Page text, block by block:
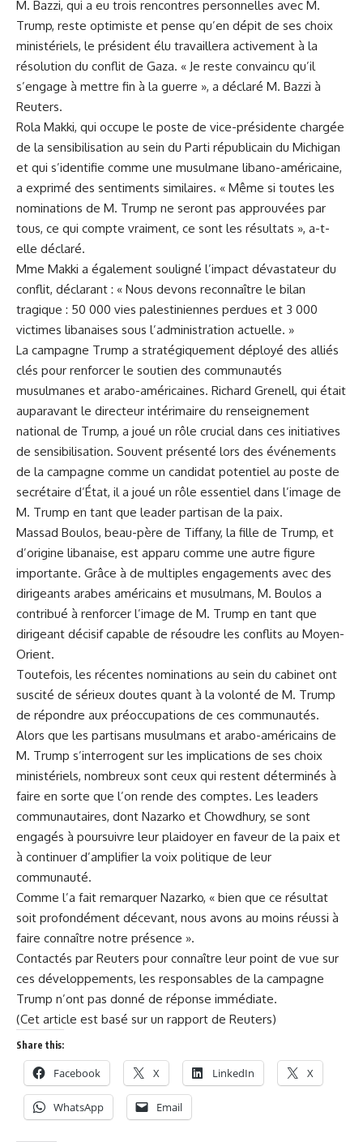
M. Bazzi, qui a eu trois rencontres personnelles avec M.
Trump, reste optimiste et pense qu’en dépit de ses choix
ministériels, le président élu travaillera activement à la
résolution du conflit de Gaza. « Je reste convaincu qu’il
s’engage à mettre fin à la guerre », a déclaré M. Bazzi à
Reuters.
Rola Makki, qui occupe le poste de vice-présidente chargée
de la sensibilisation au sein du Parti républicain du Michigan
et qui s’identifie comme une musulmane libano-américaine,
a exprimé des sentiments similaires. « Même si toutes les
nominations de M. Trump ne seront pas approuvées par
tous, ce qui compte vraiment, ce sont les résultats », a-t-
elle déclaré.
Mme Makki a également souligné l’impact dévastateur du
conflit, déclarant : « Nous devons reconnaître le bilan
tragique : 50 000 vies palestiniennes perdues et 3 000
victimes libanaises sous l’administration actuelle. »
La campagne Trump a stratégiquement déployé des alliés
clés pour renforcer le soutien des communautés
musulmanes et arabo-américaines. Richard Grenell, qui était
auparavant le directeur intérimaire du renseignement
national de Trump, a joué un rôle crucial dans ces initiatives
de sensibilisation. Souvent présenté lors des événements
de la campagne comme un candidat potentiel au poste de
secrétaire d’État, il a joué un rôle essentiel dans l’image de
M. Trump en tant que leader partisan de la paix.
Massad Boulos, beau-père de Tiffany, la fille de Trump, et
d’origine libanaise, est apparu comme une autre figure
importante. Grâce à de multiples engagements avec des
dirigeants arabes américains et musulmans, M. Boulos a
contribué à renforcer l’image de M. Trump en tant que
dirigeant décisif capable de résoudre les conflits au Moyen-
Orient.
Toutefois, les récentes nominations au sein du cabinet ont
suscité de sérieux doutes quant à la volonté de M. Trump
de répondre aux préoccupations de ces communautés.
Alors que les partisans musulmans et arabo-américains de
M. Trump s’interrogent sur les implications de ses choix
ministériels, nombreux sont ceux qui restent déterminés à
faire en sorte que l’on rende des comptes. Les leaders
communautaires, dont Nazarko et Chowdhury, se sont
engagés à poursuivre leur plaidoyer en faveur de la paix et
à continuer d’amplifier la voix politique de leur
communauté.
Comme l’a fait remarquer Nazarko, « bien que ce résultat
soit profondément décevant, nous avons au moins réussi à
faire connaître notre présence ».
Contactés par Reuters pour connaître leur point de vue sur
ces développements, les responsables de la campagne
Trump n’ont pas donné de réponse immédiate.
(Cet article est basé sur un rapport de Reuters)
Share this:
Facebook X LinkedIn X
WhatsApp Email